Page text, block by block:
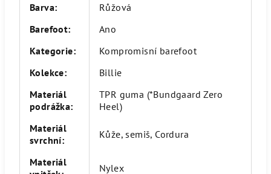
Barva:
Růžová
Barefoot:
Ano
Kategorie:
Kompromisní barefoot
Kolekce:
Billie
Materiál
podrážka:
TPR guma (*Bundgaard Zero
Heel)
Materiál
svrchní: Kůže, semiš, Cordura
Materiál
Nylex